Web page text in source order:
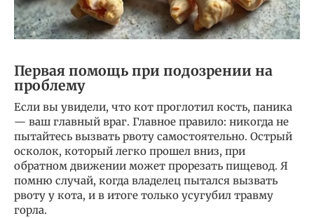
Первая помощь при подозрении на
проблему
Если вы увидели, что кот проглотил кость, паника
— ваш главный враг. Главное правило: никогда не
пытайтесь вызвать рвоту самостоятельно. Острый
осколок, который легко прошел вниз, при
обратном движении может прорезать пищевод. Я
помню случай, когда владелец пытался вызвать
рвоту у кота, и в итоге только усугубил травму
горла.